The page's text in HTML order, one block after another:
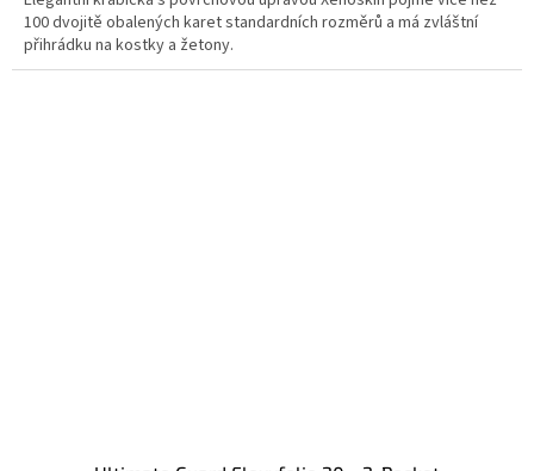
100 dvojitě obalených karet standardních rozměrů a má zvláštní
přihrádku na kostky a žetony.